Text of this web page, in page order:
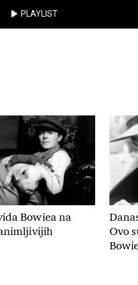
PLAYLIST
Bowiea na
Ovo